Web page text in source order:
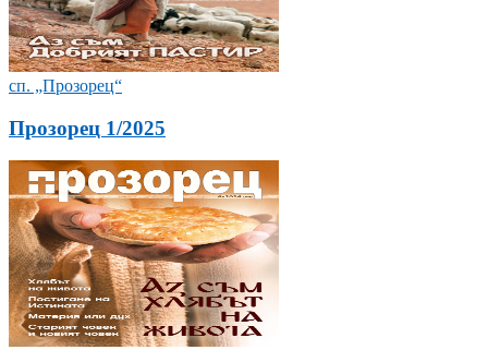
сп. „Прозорец“
Прозорец 1/2025